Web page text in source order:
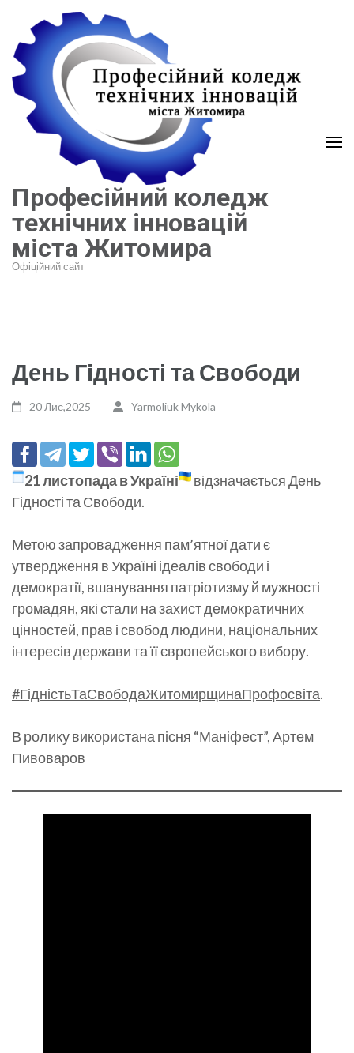
вмісту
(натисніть
Enter)
Професійний коледж
технічних інновацій
міста Житомира
Офіційний сайт
День Гідності та Свободи
20 Лис,2025 Yarmoliuk Mykola
21 листопада в Україні
відзначається День
Гідності та Свободи.
Метою запровадження пам’ятної дати є
утвердження в Україні ідеалів свободи і
демократії, вшанування патріотизму й мужності
громадян, які стали на захист демократичних
цінностей, прав і свобод людини, національних
інтересів держави та її європейського вибору.
#ГідністьТаСвободаЖитомирщинаПрофосвіта.
В ролику використана пісня “Маніфест”, Артем
Пивоваров